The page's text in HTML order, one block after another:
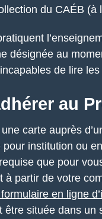
du CAÉB
désignée au
de lire
au
carte auprès
pour institution ou
que pour
à partir de votre
en ligne
être située dans un